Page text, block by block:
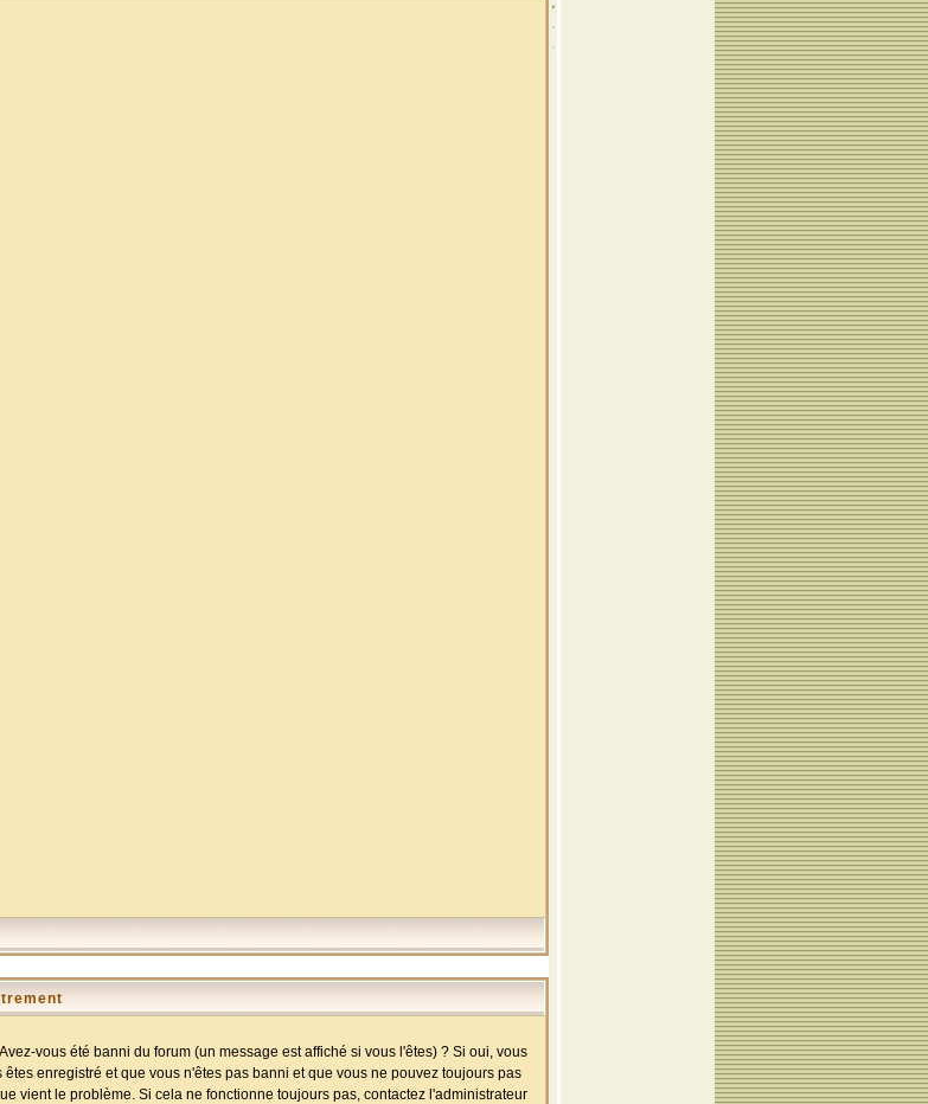
vous été banni du forum (un message est affiché si vous l'êtes) ? Si oui, vous
enregistré et que vous n'êtes pas banni et que vous ne pouvez toujours pas
vient le problème. Si cela ne fonctionne toujours pas, contactez l'administrateur